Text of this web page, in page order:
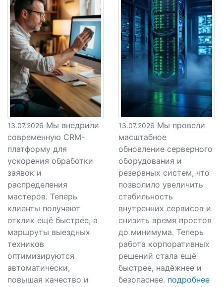
13.07.2026 Мы внедрили
современную CRM-
платформу для
ускорения обработки
заявок и
распределения
мастеров. Теперь
клиенты получают
отклик ещё быстрее, а
маршруты выездных
техников
оптимизируются
автоматически,
повышая качество и
13.07.2026 Мы провели
масштабное
обновление серверного
оборудования и
резервных систем, что
позволило увеличить
стабильность
внутренних сервисов и
снизить время простоя
до минимума. Теперь
работа корпоративных
решений стала ещё
быстрее, надёжнее и
безопаснее. подробнее